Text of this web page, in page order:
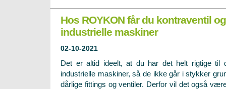
Hos ROYKON får du kontraventil
industrielle maskiner
02-10-2021
Det er altid ideelt, at du har det helt rigtige til
industrielle maskiner, så de ikke går i stykker
dårlige fittings og ventiler. Derfor vil det også